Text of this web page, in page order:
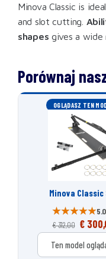
Minova Classic is
and slot cutting.
shapes gives a wide
Porównaj
OGLĄDASZ TEN
Minova Classic
5.0
€312,00 €
Ten model